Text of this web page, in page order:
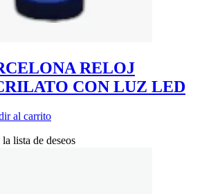
RELOJ
CON LUZ LED
al carrito
lista de deseos